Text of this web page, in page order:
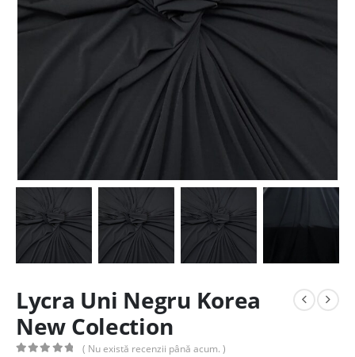
Lycra Uni Negru Korea
New Colection
( Nu există recenzii până acum. )